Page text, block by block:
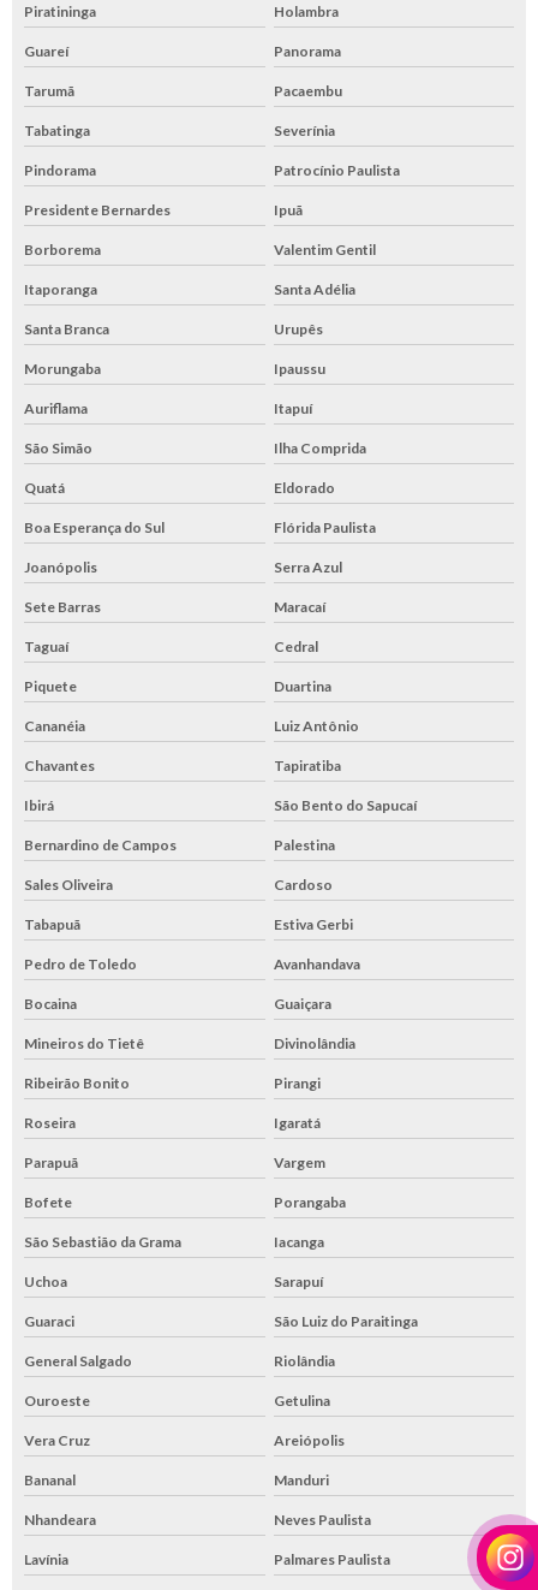
Piratininga Holambra
Guareí Panorama
Tarumã Pacaembu
Tabatinga Severínia
Pindorama Patrocínio Paulista
Presidente Bernardes Ipuã
Borborema Valentim Gentil
Itaporanga Santa Adélia
Santa Branca Urupês
Morungaba Ipaussu
Auriflama Itapuí
São Simão Ilha Comprida
Quatá Eldorado
Boa Esperança do Sul Flórida Paulista
Joanópolis Serra Azul
Sete Barras Maracaí
Taguaí Cedral
Piquete Duartina
Cananéia Luiz Antônio
Chavantes Tapiratiba
Ibirá São Bento do Sapucaí
Bernardino de Campos Palestina
Sales Oliveira Cardoso
Tabapuã Estiva Gerbi
Pedro de Toledo Avanhandava
Bocaina Guaiçara
Mineiros do Tietê Divinolândia
Ribeirão Bonito Pirangi
Roseira Igaratá
Parapuã Vargem
Bofete Porangaba
São Sebastião da Grama Iacanga
Uchoa Sarapuí
Guaraci São Luiz do Paraitinga
General Salgado Riolândia
Ouroeste Getulina
Vera Cruz Areiópolis
Bananal Manduri
Nhandeara Neves Paulista
Lavínia Palmares Paulista